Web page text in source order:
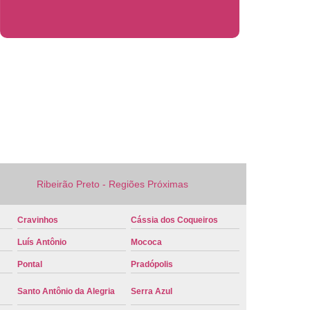
Ribeirão Preto
Placa Mercosul Vermelha
Mercosul
Colocar Placa Mercosul
Mercosul
Modelo Placa Mercosul Cravinhos
Preto
Placa Carro Mercosul
Detran
Placa de Carro Branca
Ribeirão Preto - Regiões Próximas
Cravinhos Cássia dos Coqueiros
Luís Antônio Mococa
Pontal Pradópolis
Santo Antônio da Alegria Serra Azul